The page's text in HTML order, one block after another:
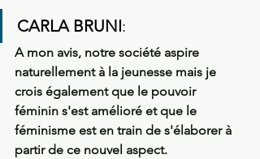
CARLA BRUNI:
A mon avis, notre société aspire
naturellement à la jeunesse mais je
crois également que le pouvoir
féminin s'est amélioré et que le
féminisme est en train de s'élaborer à
partir de ce nouvel aspect.